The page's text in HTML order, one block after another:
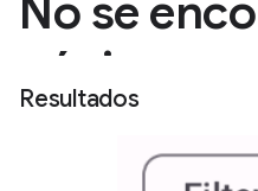
Resultados